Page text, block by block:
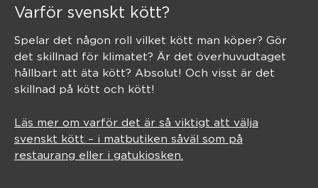
Varför svenskt kött?
Spelar det någon roll vilket kött man köper? Gör
det skillnad för klimatet? Är det överhuvudtaget
hållbart att äta kött? Absolut! Och visst är det
skillnad på kött och kött!
Läs mer om varför det är så viktigt att välja
svenskt kött – i matbutiken såväl som på
restaurang eller i gatukiosken.